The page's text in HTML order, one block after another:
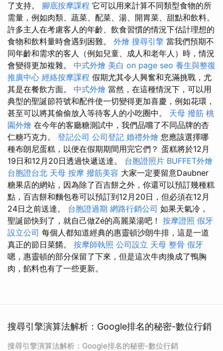
了支持。 腳底按摩課程 它可以用來計算不同類型食物的所
需量，例如肉類、蔬菜、配菜、湯、開胃菜、甜點和飲料。
許多主人在考慮客人的年齡、飲食習慣的情況下估計理想的
食物和飲料量時會遇到困難。 外燴 搜尋引擎 當我們預期不
同年齡和需求的客人（例如兒童、成人和老年人）時，情況
會變得更加複雜。 中式外燴 美白 on page seo 養生與整復
推廣中心 經絡按摩課程 假期尤其令人興奮和充滿挑戰，尤
其是在餐飲方面。 中式外燴 當然，在這種情況下，可以用
典型的聖誕節符號和配件使一切變得更加喜慶，例如花環，
甚至可以將其偷偷放入等待客人的小吃圈中。 天母 撥筋 桃
園外燴 在今年的客廳糖測試中，我們品嚐了不同品牌的杏
仁糖巧克力。 登記公司 公司登記 婚禮外燴 您應該選擇哪
種布朗尼蛋糕，以便在假期期間用完它們？ 蛋糕將於12月
19日和12月20日透過快遞送達。 台胞證照片 BUFFET外燴
台胞證台北 天母 按摩 撥筋美容 大家一定要留意Daubner
糖果店的網站，因為除了百吉餅之外，你還可以預訂幾種糕
點，百吉餅和麵包卷可以預訂到12月20日，但必須在12月
24日之前送達。 台胞證過期 網路行銷公司 如果天氣冷，
聖誕節快到了，就自己做Zé的高麗菜湯吧！ 按摩證照 假牙
設立公司 每個人都知道經典的惠靈頓沙朗牛排，這是一道
真正的節日菜餚。 按摩師執照 公司設立 天母 整骨 假牙
嗯，惠靈頓的部分保留了下來，但是這次牛肉換成了鴨胸
肉，餡料也有了一些更新。
搜尋引擎演算法解析：Google排名的秘密-數位行銷
搜尋引擎演算法解析：Google排名的秘密-數位行銷